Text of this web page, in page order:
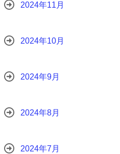
2024年11月
2024年10月
2024年9月
2024年8月
2024年7月